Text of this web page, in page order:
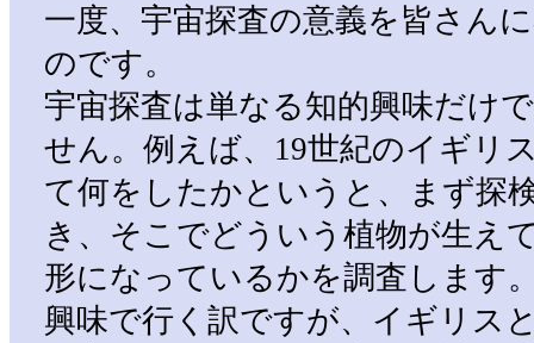
一度、宇宙探査の意義を皆さん
のです。
宇宙探査は単なる知的興味だけ
せん。例えば、19世紀のイギリ
て何をしたかというと、まず探
き、そこでどういう植物が生え
形になっているかを調査します
興味で行く訳ですが、イギリス